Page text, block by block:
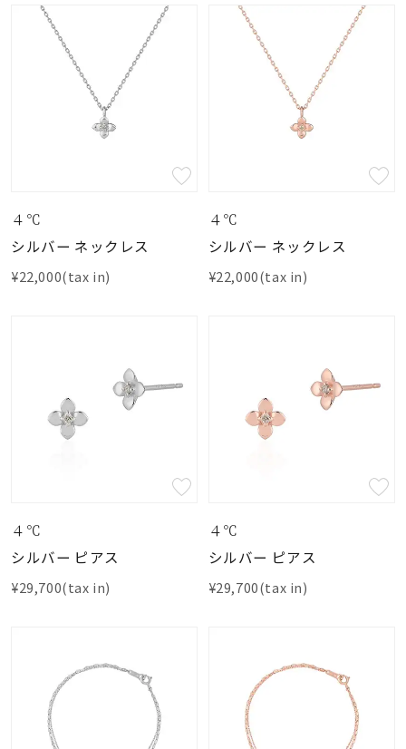
４℃
シルバー ネックレス
¥22,000(tax in)
４℃
シルバー ネックレス
¥22,000(tax in)
４℃
シルバー ピアス
¥29,700(tax in)
４℃
シルバー ピアス
¥29,700(tax in)